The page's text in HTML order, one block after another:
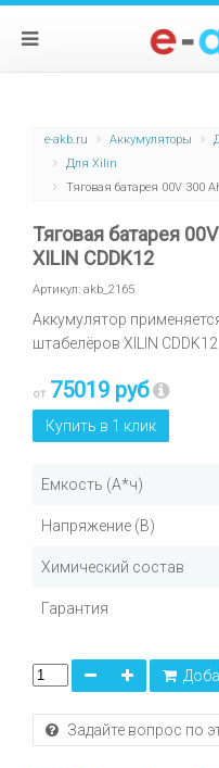
e-akb.ru Аккумуляторы
Для Xilin
Тяговая батарея 00V 300
Тяговая батарея
XILIN CDDK12
Артикул: akb_2165
Аккумулятор
штабелёров XILIN CDDK12
от 75019 руб
Купить в 1 клик
Емкость (А*ч)
Напряжение (В)
Химический состав
Гарантия
Задайте вопрос по